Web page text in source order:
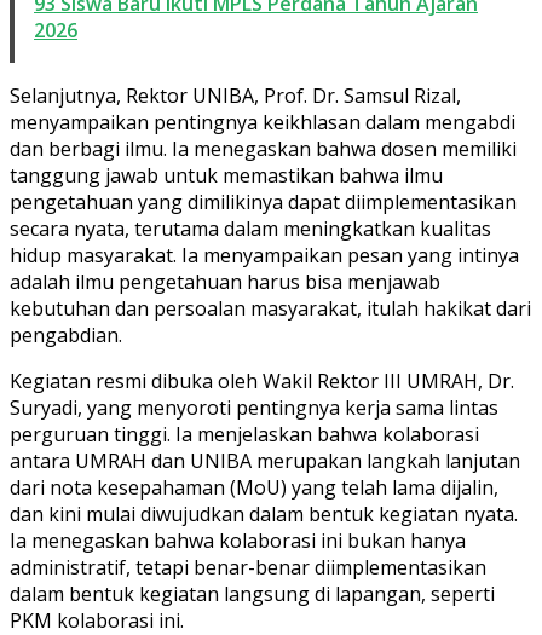
2026
Selanjutnya, Rektor UNIBA, Prof. Dr. Samsul Rizal,
menyampaikan pentingnya keikhlasan dalam mengabdi
dan berbagi ilmu. Ia menegaskan bahwa dosen memiliki
tanggung jawab untuk memastikan bahwa ilmu
pengetahuan yang dimilikinya dapat diimplementasikan
secara nyata, terutama dalam meningkatkan kualitas
hidup masyarakat. Ia menyampaikan pesan yang intinya
adalah ilmu pengetahuan harus bisa menjawab
kebutuhan dan persoalan masyarakat, itulah hakikat dari
pengabdian.
Kegiatan resmi dibuka oleh Wakil Rektor III UMRAH, Dr.
Suryadi, yang menyoroti pentingnya kerja sama lintas
perguruan tinggi. Ia menjelaskan bahwa kolaborasi
antara UMRAH dan UNIBA merupakan langkah lanjutan
dari nota kesepahaman (MoU) yang telah lama dijalin,
dan kini mulai diwujudkan dalam bentuk kegiatan nyata.
Ia menegaskan bahwa kolaborasi ini bukan hanya
administratif, tetapi benar-benar diimplementasikan
dalam bentuk kegiatan langsung di lapangan, seperti
PKM kolaborasi ini.